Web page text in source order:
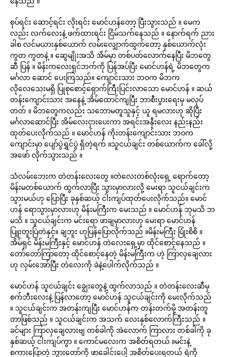
စုပ်ရင်း ဆောင့်ရင်း လိုးရင်း မောင်ဟန်တော့ ပြီးသွားသည် ။ မေက
လည်း လက်လေးနဲ့ ဖက်ထားရင်း ငြိမ်သက်နေသည် ။ နောက်ရက် ညား
ခါစ လင်မယားနှစ်ယောက် လမ်းလျှောက်ထွက်တော့ နှစ်ယောက်လုံး
ကွတ ကွတနဲ့ ။ ဆွေမျိုးအသိ အိမ်မှာ တစ်ပတ်လောက်နေပြီး မိဘတွေ
ဆီ ပြန် ။ မိန်းကလေးရှင်ဘက်ကို ပြန်အပ်ပြီး မောင်ဟန်ရဲ့ မိဘတွေက
မင်္ဂလာ ဆောင် ပေးကြသည်။ ကျောင်းသား ဘဝက မိဘက
လိုလေသေးမရှိ ပြုစုစောင့်ရှောက်ကြီးပြင်းလာသော မောင်ဟန် ။ ဆယ်
တန်းကျောင်းသား အနေနဲ့ အိမ်ထောင်ကျပြီး ဘာစီးပွားရေးမှ မလုပ်
တတ် ။ မိဘတွေကလည်း သဘောမတူသူနှင့် ယူ ရမလားဟု ဆိုပြီး
မင်္ဂလာဆောင်ပြီး အိမ်လေးငှားပေးကာ အရင်းအနှီးလေး နည်းနည်း
ထုတ်ပေးလိုက်သည် ။ မောင်ဟန် ကိုးတန်းကျောင်းသား ဘဝက
ကျောင်းမှာ ပျော်ပွဲရွှင်ပွဲ ရှိတဲ့ရက် ။သူငယ်ချင်း တစ်ယောက်က ခေါ်လို့
အဖော် လိုက်သွားသည် ။
သံလမ်းဘေးက တဲတန်းလေးတွေ ။တဲလေးတစ်လုံးရှေ့ ရောက်တော့
မိန်းမတစ်ယောက် ထွက်လာပြီး သွားမှာလားလို့ မေးရာ သူငယ်ချင်းက
သွားမယ်ဟု ပြောပြီး ခုနှစ်ဆယ့် ငါးကျပ်ထုတ်ပေးလိုက်သည်။ မောင်
ဟန် ရောသွားမှာလားဟု မိန်းမကြီးက မေးသည် ။ မောင်ဟန် ဘုမသိ ဘ
မသိ ။ သူငယ်ချင်းက မင်းရော ဖာချမှာလားဟု မေးရာ မောင်ဟန်
ပြူးတူးပြဲတဲနှင့်။ ချဘူး ဟုပြန်ပြောလိုက်သည် ။မိန်းမကြီး ပြုံးစိစိ ။
အိမ်ရှင် မိန်းမကြီးနှင့် မောင်ဟန် တဲလေးရှေ့မှာ ထိုင်စောင့်နေသည် ။
တော်တော်ကြာတော့ ထိုင်စောင့်နေတဲ့ မိန်းမကြီးက ဟဲ့ ကြာလှချေလား
ဟု လှမ်းအော်ပြီး တဲလေးကို ခဲနဲ့ပေါက်လိုက်သည် ။
မောင်ဟန် သူငယ်ချင်း ချွေးတွေနဲ့ ထွက်လာသည် ။ တဲတန်းလေးဆီမှ
စက်ဘီးလေးနဲ့ ပြန်လာတော့ မောင်ဟန် သူငယ်ချင်းကို မေးလိုက်သည်
။ သူငယ်ချင်းက အတန်းကျပြီး မောင်ဟန်က တန်းတက်မို့ အတန်းတူ
တာဖြစ်သည် ။ သူငယ်ချင်းက အသက် လေးနှစ်လောက်ကြီးသည် ။
ခင်များ ကြာလှချေလားဗျ တစ်ခါကို အဲလောက် ကြာလား တစ်ခါကို ခု
နှစ်ဆယ့် ငါးကျပ်ကွာ ။ ကောင်မလေးက အစိတ်ရတယ် ။မင်းနဲ့
စကားပြောတဲ့ ဘွားတော်ကို ဖာခေါင်းပေါ့ အစိတ်ပေးရတယ် ရဲကို